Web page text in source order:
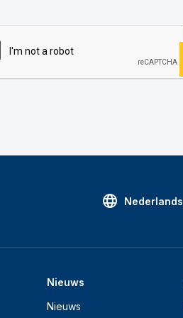
Nederlands
Nieuws
Nieuws